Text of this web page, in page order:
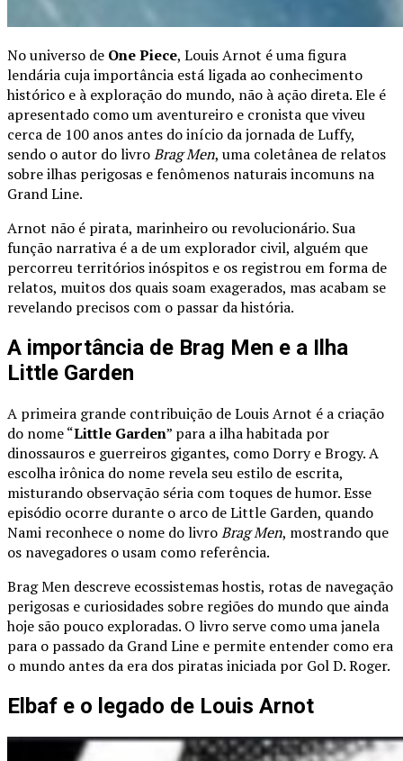
No universo de One Piece, Louis Arnot é uma figura
lendária cuja importância está ligada ao conhecimento
histórico e à exploração do mundo, não à ação direta. Ele é
apresentado como um aventureiro e cronista que viveu
cerca de 100 anos antes do início da jornada de Luffy,
sendo o autor do livroBrag Men, uma coletânea de relatos
sobre ilhas perigosas e fenômenos naturais incomuns na
Grand Line.
Arnot não é pirata, marinheiro ou revolucionário. Sua
função narrativa é a de um explorador civil, alguém que
percorreu territórios inóspitos e os registrou em forma de
relatos, muitos dos quais soam exagerados, mas acabam se
revelando precisos com o passar da história.
A importância de Brag Men e a Ilha
Little Garden
A primeira grande contribuição de Louis Arnot é a criação
do nome “Little Garden” para a ilha habitada por
dinossauros e guerreiros gigantes, como Dorry e Brogy. A
escolha irônica do nome revela seu estilo de escrita,
misturando observação séria com toques de humor. Esse
episódio ocorre durante o arco de Little Garden, quando
Nami reconhece o nome do livroBrag Men, mostrando que
os navegadores o usam como referência.
Brag Men descreve ecossistemas hostis, rotas de navegação
perigosas e curiosidades sobre regiões do mundo que ainda
hoje são pouco exploradas. O livro serve como uma janela
para o passado da Grand Line e permite entender como era
o mundo antes da era dos piratas iniciada por Gol D. Roger.
Elbaf e o legado de Louis Arnot